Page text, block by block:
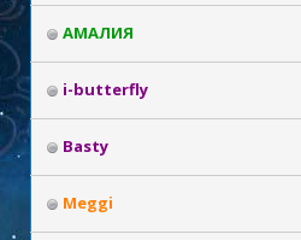
АМАЛИЯ
i-butterfly
Basty
Meggi